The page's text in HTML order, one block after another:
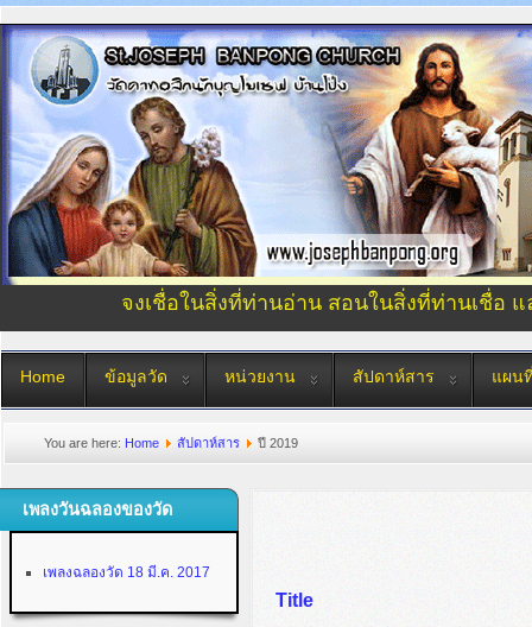
จงเชื่อในสิ่งที่ท่านอ่าน สอนในสิ่งที่ท่านเชื่อ
Home ข้อมูลวัด หน่วยงาน สัปดาห์สาร แผน
You are here: Home สัปดาห์สาร ปี 2019
เพลงวันฉลองของวัด
เพลงฉลองวัด 18 มี.ค. 2017
Title